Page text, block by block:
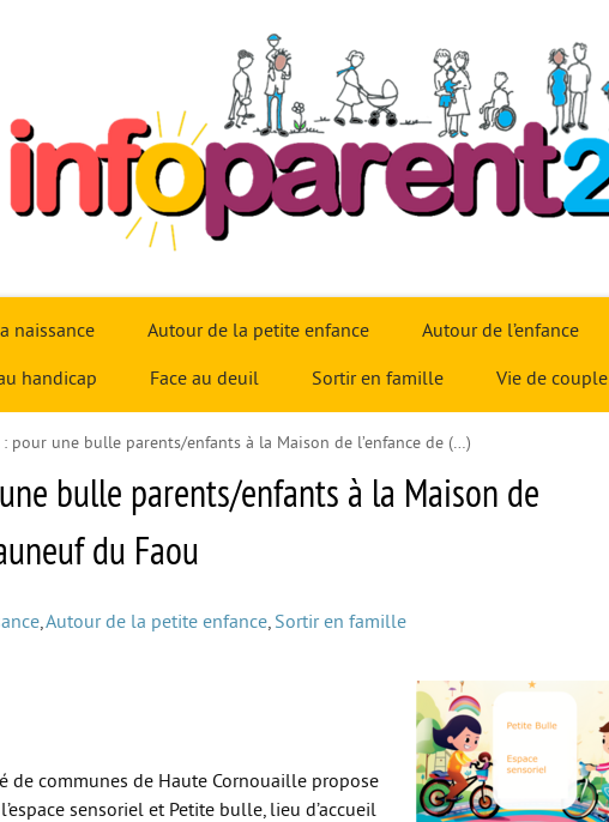
naissance Autour de la petite enfance Autour de l’enfance
handicap Face au deuil Sortir en famille Vie de couple
pour une bulle parents/enfants à la Maison de l’enfance de (…)
bulle parents/enfants à la Maison de
du Faou
,Autour de la petite enfance, Sortir en famille
de communes de Haute Cornouaille propose
sensoriel et Petite bulle, lieu d’accueil